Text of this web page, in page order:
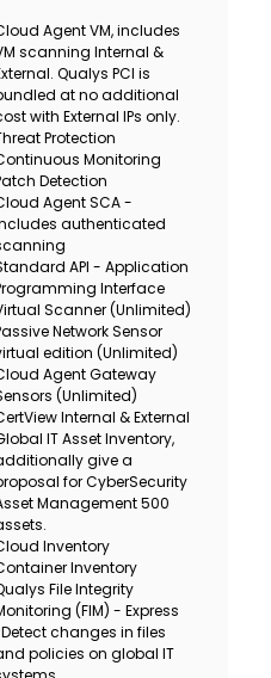
təkliflər
Agent VM, includes
scanning Internal &
Qualys PCI is
at no additional
with External IPs only.
Protection
Monitoring
Detection
Agent SCA -
authenticated
API - Application
Interface
Scanner (Unlimited)
Network Sensor
edition (Unlimited)
Agent Gateway
(Unlimited)
Internal & External
IT Asset Inventory,
give a
for CyberSecurity
Management 500
Inventory
Inventory
File Integrity
(FIM) - Express
changes in files
policies on global IT